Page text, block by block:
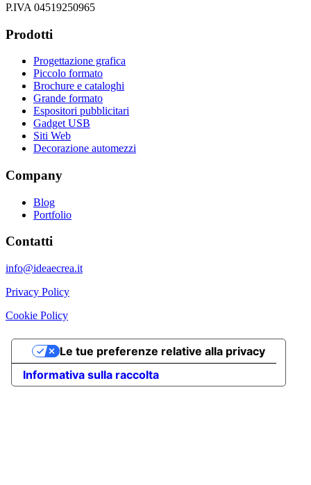
P.IVA 04519250965
Prodotti
Progettazione grafica
Piccolo formato
Brochure e cataloghi
Grande formato
Espositori pubblicitari
Gadget USB
Siti Web
Decorazione automezzi
Company
Blog
Portfolio
Contatti
info@ideaecrea.it
Privacy Policy
Cookie Policy
Informativa sulla raccolta
Le tue preferenze relative alla privacy